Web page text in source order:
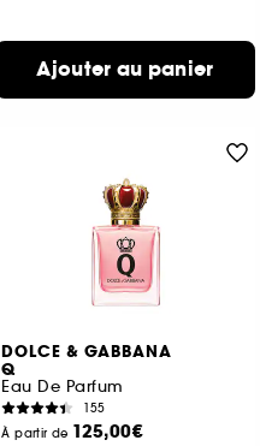
Ajouter au panier
DOLCE & GABBANA
Q
Eau De Parfum
155
À partir de 125,00€